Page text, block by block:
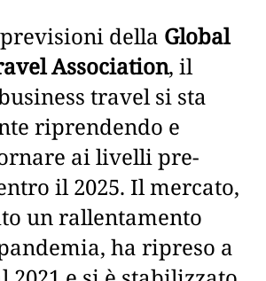
della Global
Association, il
travel si sta
riprendendo e
ai livelli pre-
il 2025. Il mercato,
un rallentamento
ha ripreso a